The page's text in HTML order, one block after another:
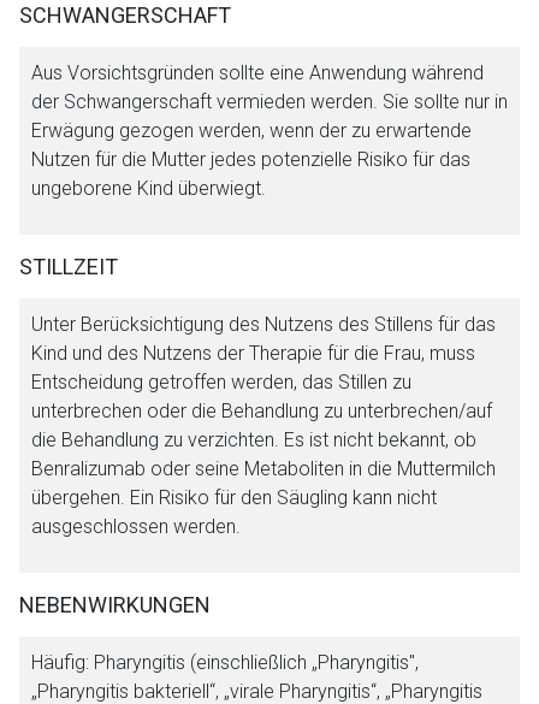
SCHWANGERSCHAFT
Aus Vorsichtsgründen sollte eine Anwendung während
der Schwangerschaft vermieden werden. Sie sollte nur in
Erwägung gezogen werden, wenn der zu erwartende
Nutzen für die Mutter jedes potenzielle Risiko für das
ungeborene Kind überwiegt.
STILLZEIT
Unter Berücksichtigung des Nutzens des Stillens für das
Kind und des Nutzens der Therapie für die Frau, muss
Entscheidung getroffen werden, das Stillen zu
unterbrechen oder die Behandlung zu unterbrechen/auf
die Behandlung zu verzichten. Es ist nicht bekannt, ob
Benralizumab oder seine Metaboliten in die Muttermilch
übergehen. Ein Risiko für den Säugling kann nicht
ausgeschlossen werden.
NEBENWIRKUNGEN
Häufig: Pharyngitis (einschließlich „Pharyngitis",
„Pharyngitis bakteriell“, „virale Pharyngitis“, „Pharyngitis